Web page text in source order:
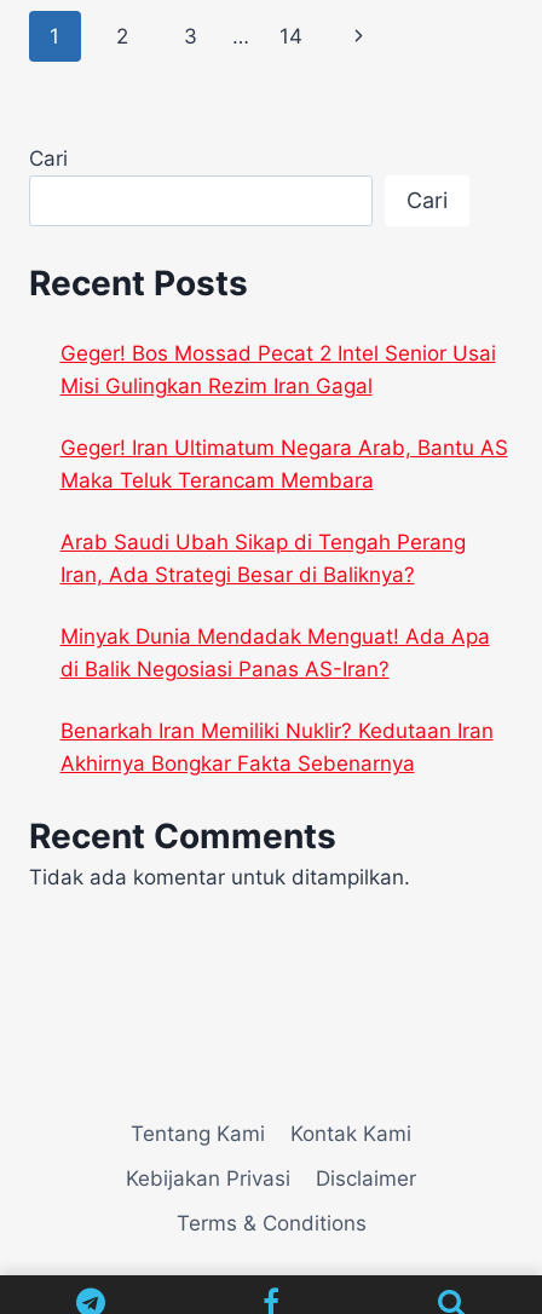
PROPOSAL
Page
1 2 3 … 14
Next
Cari
Cari
Recent Posts
Geger! Bos Mossad Pecat 2 Intel Senior Usai
Misi Gulingkan Rezim Iran Gagal
Geger! Iran Ultimatum Negara Arab, Bantu AS
Maka Teluk Terancam Membara
Arab Saudi Ubah Sikap di Tengah Perang
Iran, Ada Strategi Besar di Baliknya?
Minyak Dunia Mendadak Menguat! Ada Apa
di Balik Negosiasi Panas AS-Iran?
Benarkah Iran Memiliki Nuklir? Kedutaan Iran
Akhirnya Bongkar Fakta Sebenarnya
Recent Comments
Tidak ada komentar untuk ditampilkan.
Tentang Kami
Kontak Kami
Kebijakan Privasi
Disclaimer
Terms & Conditions